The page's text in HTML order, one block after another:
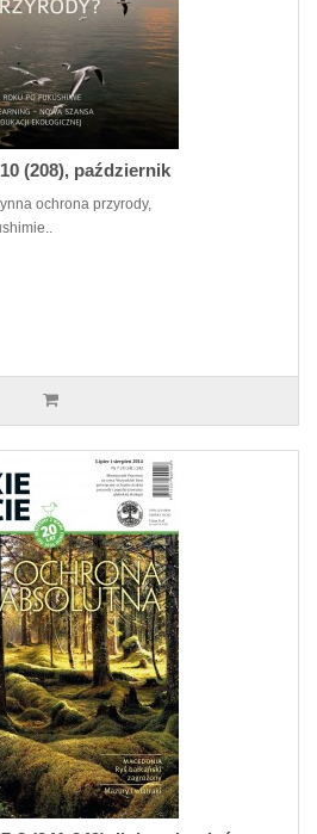
(208), październik
ochrona przyrody,